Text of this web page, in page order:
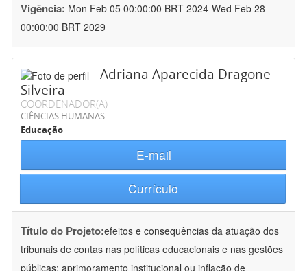
Vigência: Mon Feb 05 00:00:00 BRT 2024-Wed Feb 28
00:00:00 BRT 2029
Adriana Aparecida Dragone
Silveira
COORDENADOR(A)
CIÊNCIAS HUMANAS
Educação
E-mail
Currículo
Título do Projeto:efeitos e consequências da atuação dos
tribunais de contas nas políticas educacionais e nas gestões
públicas: aprimoramento institucional ou inflação de